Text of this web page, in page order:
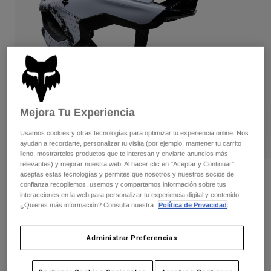
Pantalones largos
Pantalones cortos
Chaquetas y chalecos
Guantes
Protecciones
Gafas de protección
Calcetines
Recambios
Pantalones
Guantes
Chaquetas
Gafas de protección
Calcetines
Mochilas y accesorios
Camisas
Ver todo
Mujer
Camisetas y tops
Sudaderas
Chaquetas
Pantalones
Camisas
Ver todo
Niños
Protecciones
Gafas de Protección
Ver todo
Moto
Cascos
Camisetas
Pantalones
Botas
Gafas de Protección
Casco Speedframe Pro Sense
N.º de artículo38363
Price reduced from
Mejora Tu Experiencia
Usamos cookies y otras tecnologías para optimizar tu experiencia online. Nos
ayudan a recordarte, personalizar tu visita (por ejemplo, mantener tu carrito
lleno, mostrartelos productos que te interesan y enviarte anuncios más
relevantes) y mejorar nuestra web. Al hacer clic en "Aceptar y Continuar",
aceptas estas tecnologías y permites que nosotros y nuestros socios de
confianza recopilemos, usemos y compartamos información sobre tus
interacciones en la web para personalizar tu experiencia digital y contenido.
¿Quieres más información? Consulta nuestra
Política de Privacidad
Administrar Preferencias